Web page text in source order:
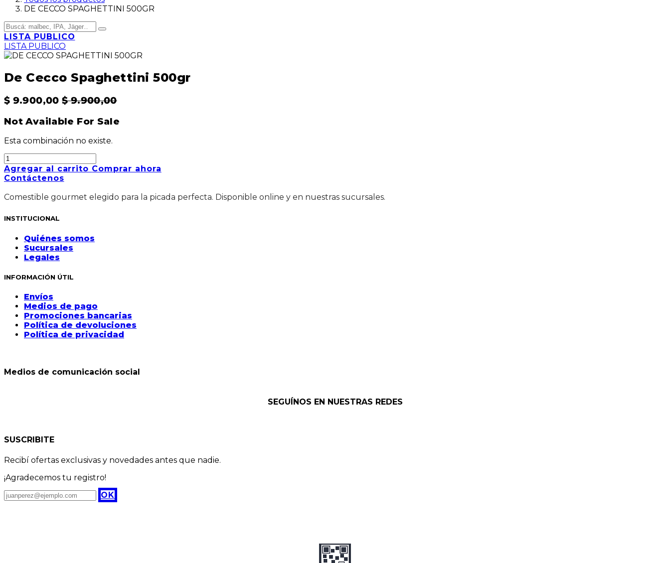
DE CECCO SPAGHETTINI 500GR
LISTA PUBLICO
LISTA PUBLICO
De Cecco Spaghettini 500gr
$ 9.900,00 $9.900,00
Not Available For Sale
Esta combinación no existe.
Agregar al carrito Comprar ahora
Contáctenos
Comestible gourmet elegido para la picada perfecta. Disponible online y en nuestras sucursales.
INSTITUCIONAL
Quiénes somos
Sucursales
Legales
INFORMACIÓN ÚTIL
Envíos
Medios de pago
Promociones bancarias
Política de devoluciones
Política de privacidad
Medios de comunicación social
SEGUÍNOS EN NUESTRAS REDES
SUSCRIBITE
Recibí ofertas exclusivas y novedades antes que nadie.
¡Agradecemos tu registro!
OK